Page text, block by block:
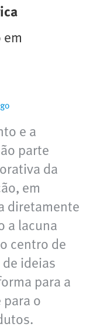
e a
parte
da
em
diretamente
a lacuna
centro de
ideias
para a
o